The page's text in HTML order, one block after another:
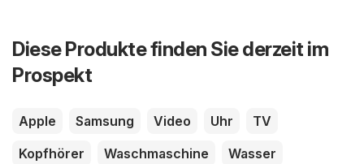
Diese Produkte finden Sie derzeit im
Prospekt
Apple Samsung Video Uhr
TV
Kopfhörer
Waschmaschine
Wasser